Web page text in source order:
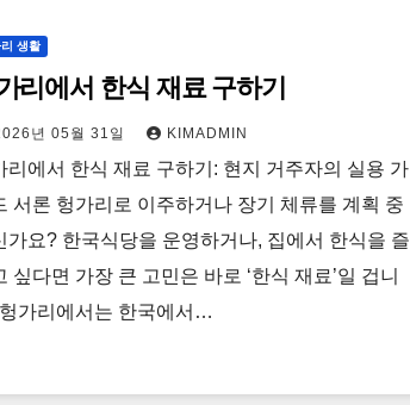
생활
리에서 한식 재료 구하기
년 05월 31일 KIMADMIN
리에서 한식 재료 구하기: 현지 거주자의 실용 가
서론 헝가리로 이주하거나 장기 체류를 계획 중
가요? 한국식당을 운영하거나, 집에서 한식을 즐
싶다면 가장 큰 고민은 바로 ‘한식 재료’일 겁니
가리에서는 한국에서…